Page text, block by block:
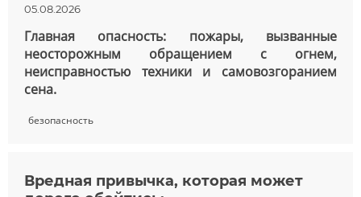
05.08.2026
Главная опасность: пожары, вызванные
неосторожным обращением с огнем,
неисправностью техники и самовозгоранием
сена.
безопасность
Вредная привычка, которая может